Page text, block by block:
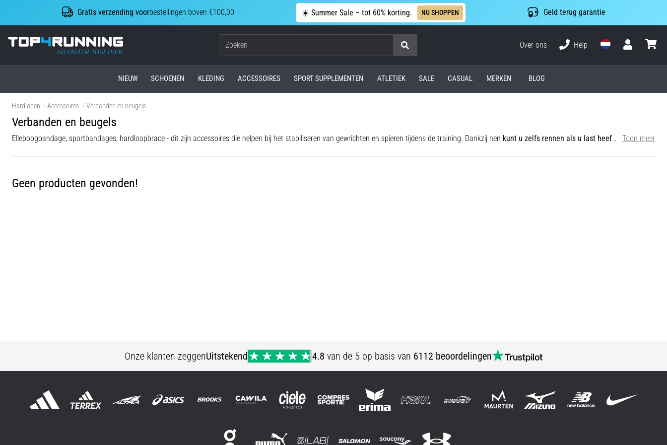
Gratis verzending voorbestellingen boven €100,00 ☀️ Summer Sale – tot 60% korting. NU SHOPPEN Geld terug garantie
Top4Running.be
Zoeken
Over ons
Help
NIEUW SCHOENEN KLEDING ACCESSOIRES SPORT SUPPLEMENTEN ATLETIEK SALE CASUAL MERKEN BLOG
Hardlopen Accessoires Verbanden en beugels
Verbanden en beugels
Elleboogbandage, sportbandages, hardloopbrace - dit zijn accessoires die helpen bij het stabiliseren van gewrichten en spieren tijdens de training. Dankzij hen kunt u zelfs rennen als u last heeft van lichte blessures Toon meer
Geen producten gevonden!
Onze klanten zeggenUitstekend 4.8 van de 5 op basis van 6112 beoordelingen